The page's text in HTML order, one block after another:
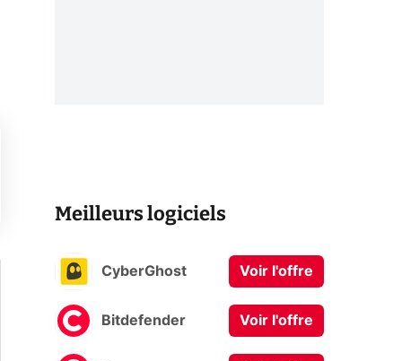
Meilleurs logiciels
CyberGhost Voir l'offre
Bitdefender Voir l'offre